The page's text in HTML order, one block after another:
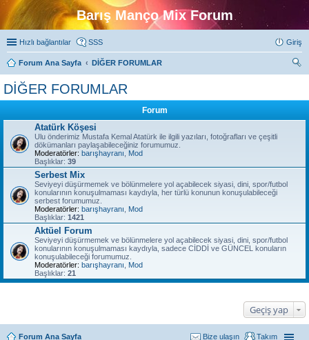
Barış Manço Mix Forum
Hızlı bağlantılar SSS Giriş
Forum Ana Sayfa
DİĞER FORUMLAR
DİĞER FORUMLAR
Forum
Atatürk Köşesi
Ulu önderimiz Mustafa Kemal Atatürk ile ilgili yazıları, fotoğrafları ve çeşitli
dökümanları paylaşabileceğiniz forumumuz.
Moderatörler: barışhayranı
Mod
Başlıklar: 39
Serbest Mix
Seviyeyi düşürmemek ve bölünmelere yol açabilecek siyasi, dini, spor/futbol
konularının konuşulmaması kaydıyla, her türlü konunun konuşulabileceği
serbest forumumuz.
Moderatörler: barışhayranı
Mod
Başlıklar: 1421
Aktüel Forum
Seviyeyi düşürmemek ve bölünmelere yol açabilecek siyasi, dini, spor/futbol
konularının konuşulmaması kaydıyla, sadece CİDDİ ve GÜNCEL konuların
konuşulabileceği forumumuz.
Moderatörler: barışhayranı
Mod
Başlıklar: 21
Geçiş yap
Forum Ana Sayfa Takım
Bize ulaşın